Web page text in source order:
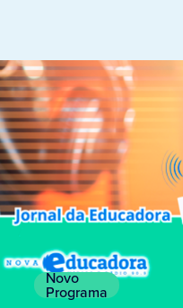
Novo
Programa